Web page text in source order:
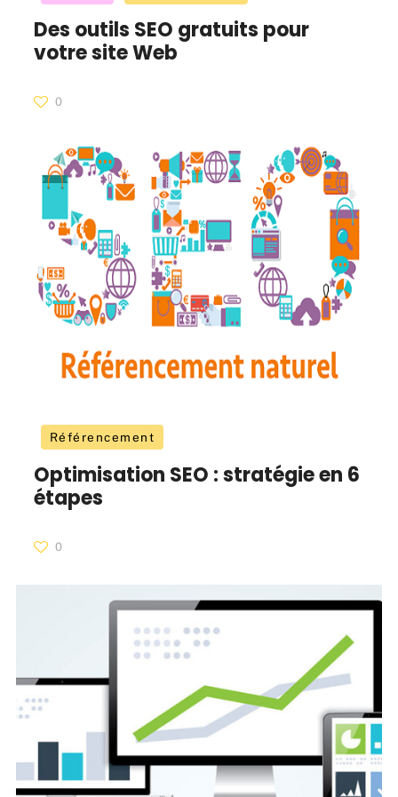
Des outils SEO gratuits pour
votre site Web
0
Référencement
Optimisation SEO : stratégie en 6
étapes
0